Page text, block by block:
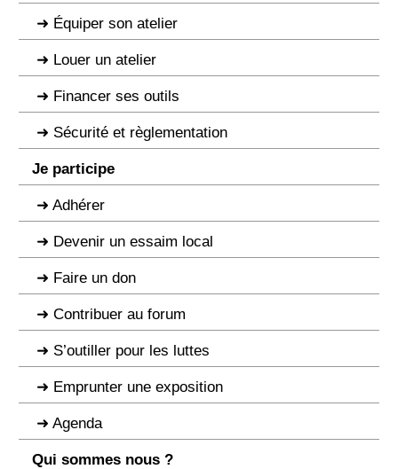
Équiper son atelier
Louer un atelier
Financer ses outils
Sécurité et règlementation
Je participe
Adhérer
Devenir un essaim local
Faire un don
Contribuer au forum
S’outiller pour les luttes
Emprunter une exposition
Agenda
Qui sommes nous ?